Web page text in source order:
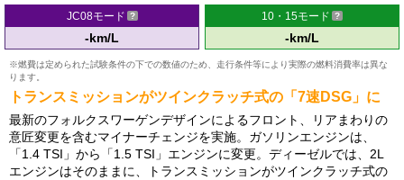
JC08モード
-km/L
10・15モード
-km/L
※燃費は定められた試験条件の下での数値のため、走行条件等により実際の燃料消費率は異な
ります。
トランスミッションがツインクラッチ式の「7速DSG」に
最新のフォルクスワーゲンデザインによるフロント、リアまわりの
意匠変更を含むマイナーチェンジを実施。ガソリンエンジンは、
「1.4 TSI」から「1.5 TSI」エンジンに変更。ディーゼルでは、2L
エンジンはそのままに、トランスミッションがツインクラッチ式の